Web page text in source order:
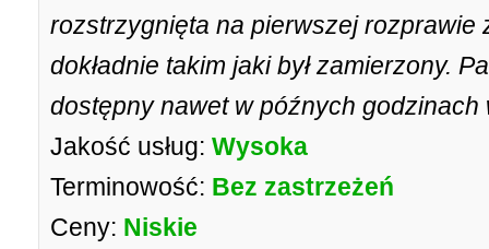
rozstrzygnięta na pierwszej rozprawie
dokładnie takim jaki był zamierzony.
dostępny nawet w późnych
Jakość usług: Wysoka
Terminowość: Bez zastrzeżeń
Ceny: Niskie